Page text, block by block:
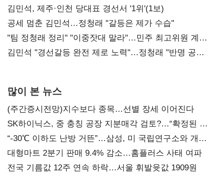
0.86%p(2보)
김민석, 제주·인천 당대표 경선서 '1위'(1보)
공세 멈춘 김민석…정청래 "갈등은 제가 수습"
"팀 정청래 정리" "이중잣대 말라"…민주 최고위원 계파
다툼 격화
김민석 "경선갈등 완전 제로 노력"…정청래 "반명 공세
많이 본 뉴스
(주간증시전망)지수보다 종목…선별 장세 이어진다
SK하이닉스, 중 충칭 공장 지분매각 검토?…“확정된 바
없어”
“-30℃ 이하도 난방 거뜬”…삼성, 미 국립연구소와 개발
협력
대형마트 2분기 판매 9.4% 감소…홈플러스 사태 여파
전국 기름값 12주 연속 하락…서울 휘발윳값 1909원